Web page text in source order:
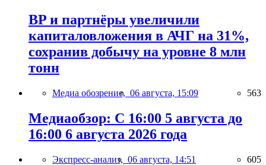
BP и партнёры увеличили
капиталовложения в АЧГ на 31%,
сохранив добычу на уровне 8 млн
тонн
Медиа обозрение, 06 августа, 15:09 563
Медиаобзор: С 16:00 5 августа до
16:00 6 августа 2026 года
Экспресс-анализ, 06 августа, 14:51 605